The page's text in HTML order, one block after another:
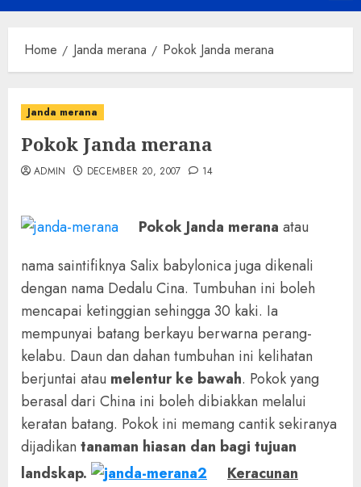
Menu
Home Janda merana Pokok Janda merana
Janda merana
Pokok Janda merana
ADMIN DECEMBER 20, 2007 14
Pokok Janda merana atau
nama saintifiknya Salix babylonica juga dikenali
dengan nama Dedalu Cina. Tumbuhan ini boleh
mencapai ketinggian sehingga 30 kaki. Ia
mempunyai batang berkayu berwarna perang-
kelabu. Daun dan dahan tumbuhan ini kelihatan
berjuntai atau melentur ke bawah. Pokok yang
berasal dari China ini boleh dibiakkan melalui
keratan batang. Pokok ini memang cantik sekiranya
dijadikan tanaman hiasan dan bagi tujuan
landskap.
Keracunan